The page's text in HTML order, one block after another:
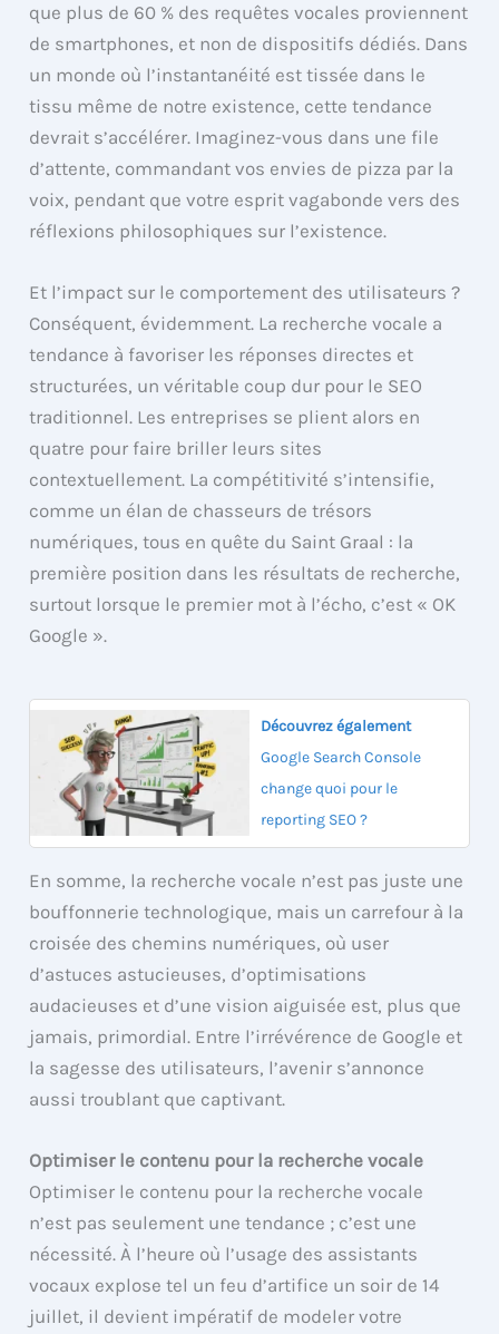
que plus de 60 % des requêtes vocales proviennent
de smartphones, et non de dispositifs dédiés. Dans
un monde où l’instantanéité est tissée dans le
tissu même de notre existence, cette tendance
devrait s’accélérer. Imaginez-vous dans une file
d’attente, commandant vos envies de pizza par la
voix, pendant que votre esprit vagabonde vers des
réflexions philosophiques sur l’existence.
Et l’impact sur le comportement des utilisateurs ?
Conséquent, évidemment. La recherche vocale a
tendance à favoriser les réponses directes et
structurées, un véritable coup dur pour le SEO
traditionnel. Les entreprises se plient alors en
quatre pour faire briller leurs sites
contextuellement. La compétitivité s’intensifie,
comme un élan de chasseurs de trésors
numériques, tous en quête du Saint Graal : la
première position dans les résultats de recherche,
surtout lorsque le premier mot à l’écho, c’est « OK
Google ».
Découvrez également
Google Search Console
change quoi pour le
reporting SEO ?
En somme, la recherche vocale n’est pas juste une
bouffonnerie technologique, mais un carrefour à la
croisée des chemins numériques, où user
d’astuces astucieuses, d’optimisations
audacieuses et d’une vision aiguisée est, plus que
jamais, primordial. Entre l’irrévérence de Google et
la sagesse des utilisateurs, l’avenir s’annonce
aussi troublant que captivant.
Optimiser le contenu pour la recherche vocale
Optimiser le contenu pour la recherche vocale
n’est pas seulement une tendance ; c’est une
nécessité. À l’heure où l’usage des assistants
vocaux explose tel un feu d’artifice un soir de 14
juillet, il devient impératif de modeler votre